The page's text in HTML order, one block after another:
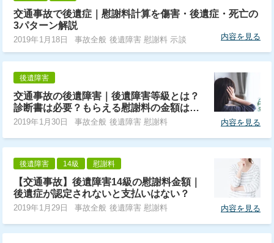
交通事故で後遺症｜慰謝料計算を傷害・後遺症・死亡の
3パターン解説
2019年1月18日 事故全般 後遺障害 慰謝料 示談 内容を見る
後遺障害
交通事故の後遺障害｜後遺障害等級とは？
診断書は必要？もらえる慰謝料の金額は…
2019年1月30日 事故全般 後遺障害 慰謝料 内容を見る
後遺障害 14級 慰謝料
【交通事故】後遺障害14級の慰謝料金額｜
後遺症が認定されないと支払いはない？
2019年1月29日 事故全般 後遺障害 慰謝料 内容を見る